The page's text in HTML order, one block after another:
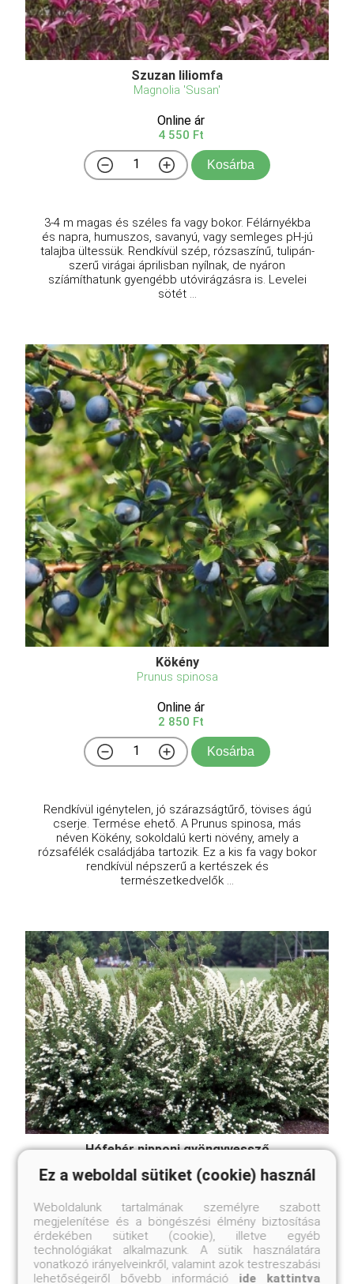
Szuzan liliomfa
Magnolia 'Susan'
Online ár
4 550 Ft
Kosárba
3-4 m magas és széles fa vagy bokor. Félárnyékba
és napra, humuszos, savanyú, vagy semleges pH-jú
talajba ültessük. Rendkívül szép, rózsaszínű, tulipán-
szerű virágai áprilisban nyílnak, de nyáron
szíámíthatunk gyengébb utóvirágzásra is. Levelei
sötét ...
Kökény
Prunus spinosa
Online ár
2 850 Ft
Kosárba
Rendkívül igénytelen, jó szárazságtűrő, tövises ágú
cserje. Termése ehető. A Prunus spinosa, más
néven Kökény, sokoldalú kerti növény, amely a
rózsafélék családjába tartozik. Ez a kis fa vagy bokor
rendkívül népszerű a kertészek és
természetkedvelők ...
Hófehér nipponi gyöngyvessző
2 450 Ft
Kosárba
Ez a weboldal sütiket (cookie) használ
Weboldalunk tartalmának személyre szabott
megjelenítése és a böngészési élmény biztosítása
érdekében sütiket (cookie), illetve egyéb
technológiákat alkalmazunk. A sütik használatára
vonatkozó irányelveinkről, valamint azok testreszabási
lehetőségeiről bővebb információ ide kattintva